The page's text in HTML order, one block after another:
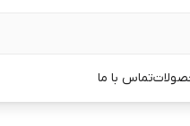
تماس با ما